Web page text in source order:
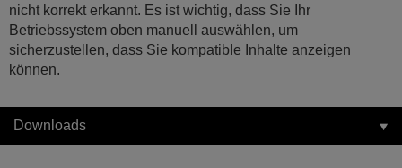
nicht korrekt erkannt. Es ist wichtig, dass Sie Ihr
Betriebssystem oben manuell auswählen, um
sicherzustellen, dass Sie kompatible Inhalte anzeigen
können.
Downloads